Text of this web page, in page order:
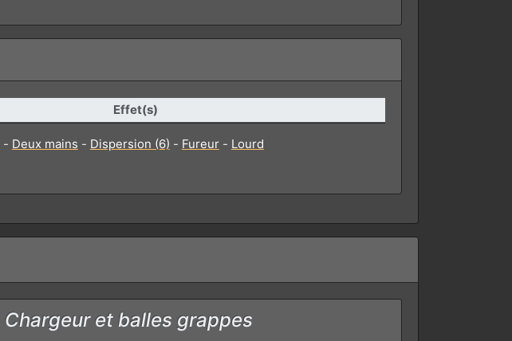
Effet(s)
- Deux mains - Dispersion (6) - Fureur- Lourd
Chargeur et balles grappes